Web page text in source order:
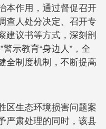
本作用，通过督促召开
查人处分决定、召开专
建议书等方式，深刻剖
示教育“身边人”，全
全制度机制，不断提高
区生态环境损害问题案
严肃处理的同时，该县